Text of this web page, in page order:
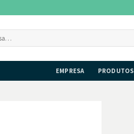
EMPRESA PRODUTOS